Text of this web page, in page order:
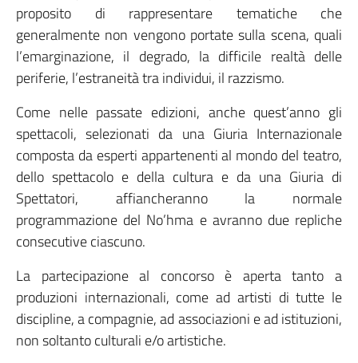
proposito di rappresentare tematiche che
generalmente non vengono portate sulla scena, quali
l’emarginazione, il degrado, la difficile realtà delle
periferie, l’estraneità tra individui, il razzismo.
Come nelle passate edizioni, anche quest’anno gli
spettacoli, selezionati da una Giuria Internazionale
composta da esperti appartenenti al mondo del teatro,
dello spettacolo e della cultura e da una Giuria di
Spettatori, affiancheranno la normale
programmazione del No’hma e avranno due repliche
consecutive ciascuno.
La partecipazione al concorso è aperta tanto a
produzioni internazionali, come ad artisti di tutte le
discipline, a compagnie, ad associazioni e ad istituzioni,
non soltanto culturali e/o artistiche.